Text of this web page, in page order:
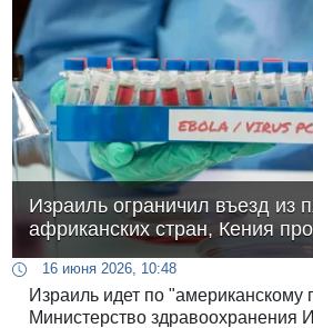
Израиль ограничил въезд из
африканских стран, Кения
16 июня 2026, 10:48
Израиль идет по "американскому
Министерство здравоохранения